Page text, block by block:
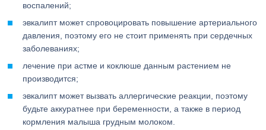
воспалений;
эвкалипт может спровоцировать повышение артериального
давления, поэтому его не стоит применять при сердечных
заболеваниях;
лечение при астме и коклюше данным растением не
производится;
эвкалипт может вызвать аллергические реакции, поэтому
будьте аккуратнее при беременности, а также в период
кормления малыша грудным молоком.